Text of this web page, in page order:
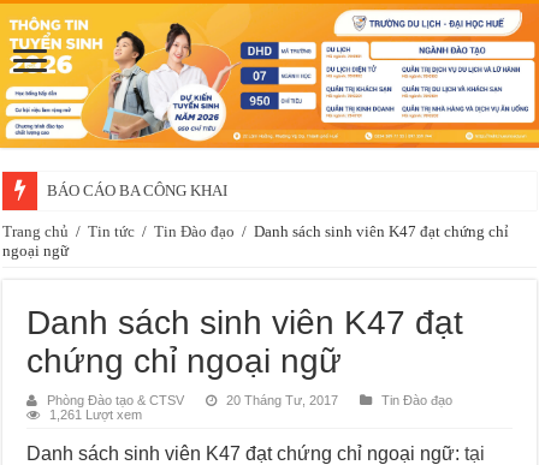
BÁO CÁO BA CÔNG KHAI
Trang chủ / Tin tức / Tin Đào đạo / Danh sách sinh viên K47 đạt chứng chỉ
ngoại ngữ
Danh sách sinh viên K47 đạt
chứng chỉ ngoại ngữ
Phòng Đào tạo & CTSV 20 Tháng Tư, 2017
Tin Đào đạo
1,261 Lượt xem
Danh sách sinh viên K47 đạt chứng chỉ ngoại ngữ:tại